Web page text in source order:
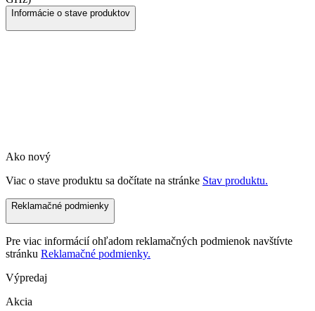
Informácie o stave produktov
Ako nový
Viac o stave produktu sa dočítate na stránke Stav produktu.
Reklamačné podmienky
Pre viac informácií ohľadom reklamačných podmienok navštívte
stránku Reklamačné podmienky.
Výpredaj
Akcia